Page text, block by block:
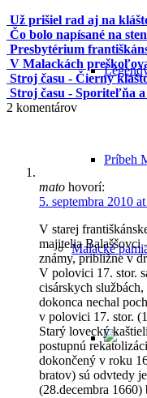
Príbeh
Malacké
Už prišiel rad aj na
Čo bolo napísané na
Presbytérium
V Malackách
Stroj času - Čierny
Stroj času - Sporiteľňa
2 komentárov
mato hovorí:
5. septembra 2010
V starej
majitelia Balaššovci
známy, približne v
V polovici 17. stor.
cisárskych
dokonca nechal
v polovici 17. stor.
Starý lovecký
postupnú
dokončený v roku
bratov) sú odvtedy
(28.decembra